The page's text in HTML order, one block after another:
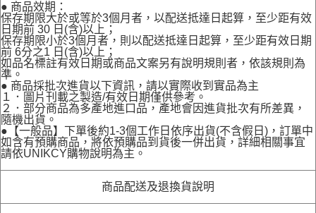
● 商品效期：
保存期限大於或等於3個月者，以配送抵達日起算，至少距有效
日期前 30 日(含)以上；
保存期限小於3個月者，則以配送抵達日起算，至少距有效日期
前 6分之1 日(含)以上；
如品名標註有效日期或商品文案另有說明規則者，依該規則為
準。
● 商品採批次進貨以下資訊，請以實際收到實品為主
１．圖片刊載之製造/有效日期僅供參考。
２．部分商品為多產地進口品，產地會因進貨批次有所差異，
隨機出貨。
●【一般品】下單後約1-3個工作日依序出貨(不含假日)，訂單中
如含有預購商品，將依預購品到貨後一併出貨，詳細相關事宜
請依UNIKCY購物說明為主。
商品配送及退換貨說明